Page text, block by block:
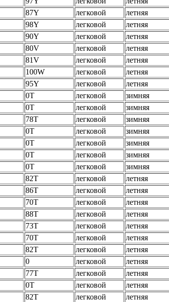
87Y легковой летняя
98Y легковой летняя
90Y легковой летняя
80V легковой летняя
81V легковой летняя
100W легковой летняя
95Y легковой летняя
0T легковой зимняя
0T легковой зимняя
78T легковой зимняя
0T легковой зимняя
0T легковой зимняя
0T легковой зимняя
0T легковой зимняя
82T легковой летняя
86T легковой летняя
70T легковой летняя
88T легковой летняя
73T легковой летняя
70T легковой летняя
82T легковой летняя
0 легковой летняя
77T легковой летняя
0T легковой летняя
82T легковой летняя